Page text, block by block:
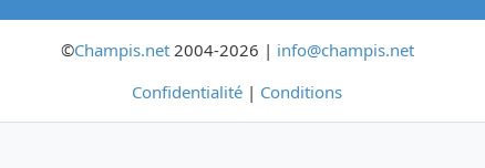
©Champis.net2004-2026 | info@champis.net
Confidentialité | Conditions